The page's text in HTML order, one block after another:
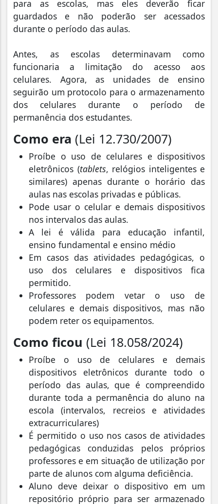
para as escolas, mas eles deverão ficar
guardados e não poderão ser acessados
durante o período das aulas.
Antes, as escolas determinavam como
funcionaria a limitação do acesso aos
celulares. Agora, as unidades de ensino
seguirão um protocolo para o armazenamento
dos celulares durante o período de
permanência dos estudantes.
Como era (Lei 12.730/2007)
Proíbe o uso de celulares e dispositivos
eletrônicos (tablets, relógios inteligentes e
similares) apenas durante o horário das
aulas nas escolas privadas e públicas.
Pode usar o celular e demais dispositivos
nos intervalos das aulas.
A lei é válida para educação infantil,
ensino fundamental e ensino médio
Em casos das atividades pedagógicas, o
uso dos celulares e dispositivos fica
permitido.
Professores podem vetar o uso de
celulares e demais dispositivos, mas não
podem reter os equipamentos.
Como ficou (Lei 18.058/2024)
Proíbe o uso de celulares e demais
dispositivos eletrônicos durante todo o
período das aulas, que é compreendido
durante toda a permanência do aluno na
escola (intervalos, recreios e atividades
extracurriculares)
É permitido o uso nos casos de atividades
pedagógicas conduzidas pelos próprios
professores e em situação de utilização por
parte de alunos com alguma deficiência.
Aluno deve deixar o dispositivo em um
repositório próprio para ser armazenado